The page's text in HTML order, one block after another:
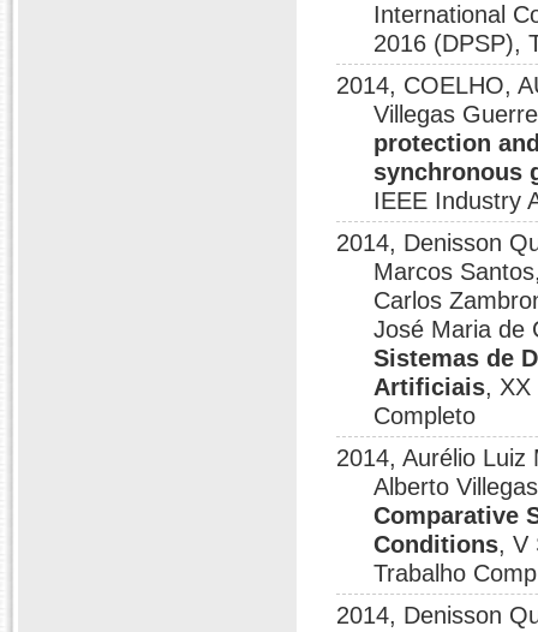
International
2016 (DPSP),
2014, COELHO,
Villegas
protection
synchronous
IEEE Industry
2014, Denisson
Marcos
Carlos
José Maria de
Sistemas de
Artificiais, XX
Completo
2014, Aurélio Luiz
Alberto
Comparative
Conditions, V
Trabalho
2014, Denisson